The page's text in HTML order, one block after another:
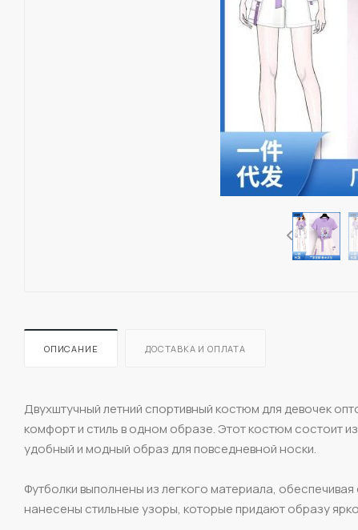
ОПИСАНИЕ ДОСТАВКА И ОПЛАТА
Двухштучный летний спортивный костюм для девочек
комфорт и стиль в одном образе. Этот костюм состоит
удобный и модный образ для повседневной носки.
Футболки выполнены из легкого материала,
нанесены стильные узоры, которые придают образу